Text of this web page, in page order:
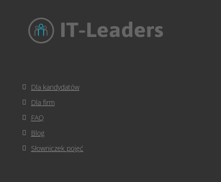
Dla kandydatów
Dla firm
FAQ
Blog
Słowniczek pojęć